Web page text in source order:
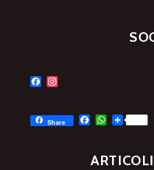
Facebook
Share Facebook
WhatsApp